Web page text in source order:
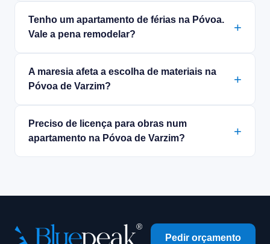
Tenho um apartamento de férias na Póvoa.
Vale a pena remodelar?
A maresia afeta a escolha de materiais na
Póvoa de Varzim?
Preciso de licença para obras num
apartamento na Póvoa de Varzim?
Pedir orçamento